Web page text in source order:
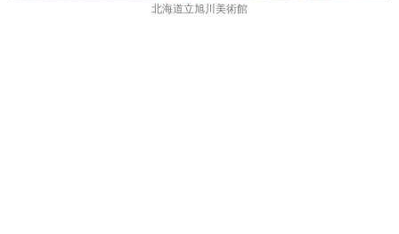
北海道立旭川美術館